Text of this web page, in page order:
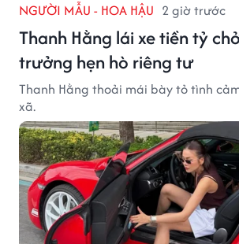
NGƯỜI MẪU - HOA HẬU 2 giờ trước
Thanh Hằng lái xe tiền tỷ
trưởng hẹn hò riêng tư
Thanh Hằng thoải mái bày tỏ tình
xã.